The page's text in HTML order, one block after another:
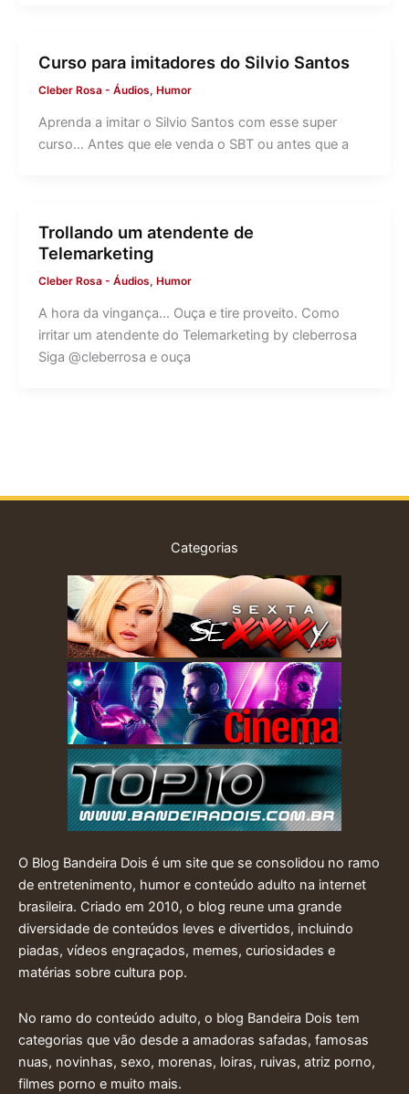
Curso para imitadores do Silvio Santos
Cleber Rosa - Áudios, Humor
Aprenda a imitar o Silvio Santos com esse super
curso… Antes que ele venda o SBT ou antes que a
Trollando um atendente de
Telemarketing
Cleber Rosa - Áudios, Humor
A hora da vingança… Ouça e tire proveito. Como
irritar um atendente do Telemarketing by cleberrosa
Siga @cleberrosa e ouça
Categorias
O Blog Bandeira Dois é um site que se consolidou no ramo
de entretenimento, humor e conteúdo adulto na internet
brasileira. Criado em 2010, o blog reune uma grande
diversidade de conteúdos leves e divertidos, incluindo
piadas, vídeos engraçados, memes, curiosidades e
matérias sobre cultura pop.
No ramo do conteúdo adulto, o blog Bandeira Dois tem
categorias que vão desde a amadoras safadas, famosas
nuas, novinhas, sexo, morenas, loiras, ruivas, atriz porno,
filmes porno e muito mais.